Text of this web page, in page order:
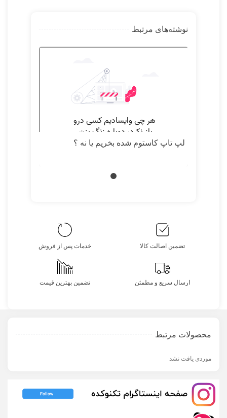
نوشته‌های مرتبط
لپ تاپ کاستوم شده بخریم یا نه ؟
تضمین اصالت کالا خدمات پس از فروش
ارسال سریع و مطمئن تضمین بهترین قیمت
محصولات مرتبط
موردی یافت نشد